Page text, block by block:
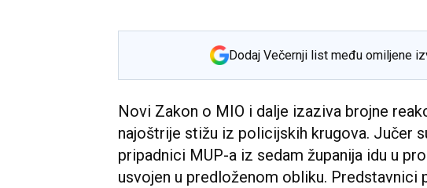
Dodaj Večernji list među omiljene
Novi Zakon o MIO i dalje izaziva brojne
najoštrije stižu iz policijskih krugova. Jučer
pripadnici MUP-a iz sedam županija idu u
usvojen u predloženom obliku. Predstavnici